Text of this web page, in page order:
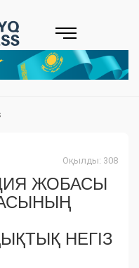
Оқылды: 308
ЖОБАСЫ
НЕГІЗ